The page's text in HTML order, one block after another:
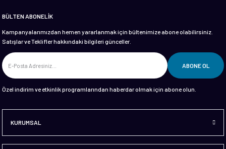
KURUMSAL
BÜLTEN ABONELİK
Kampanyalarımızdan hemen yararlanmak için bültenimize abone olabilirsiniz.
Satışlar ve Teklifler hakkındaki bilgileri günceller.
ABONE OL
Özel indirim ve etkinlik programlarından haberdar olmak için abone olun.